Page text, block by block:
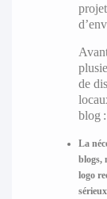
de
blog :
La
blogs,
logo